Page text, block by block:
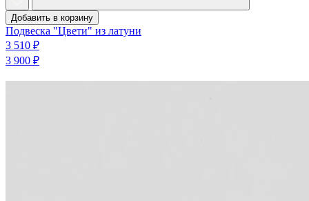
Добавить в корзину
Подвеска "Цвети" из латуни
3 510 ₽
3 900 ₽